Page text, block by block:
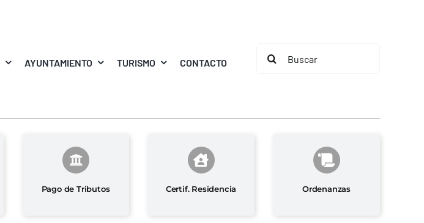
AYUNTAMIENTO TURISMO CONTACTO
Buscar:
Pago de Tributos Certif. Residencia Ordenanzas